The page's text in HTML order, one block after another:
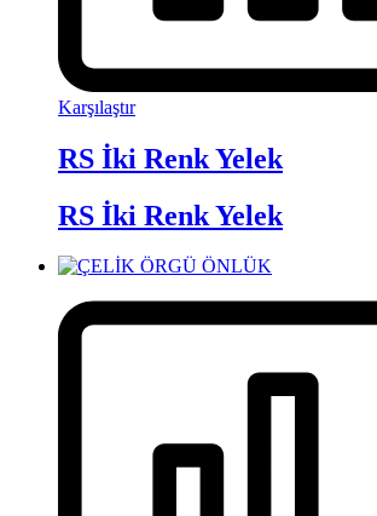
Karşılaştır
RS İki Renk Yelek
RS İki Renk Yelek